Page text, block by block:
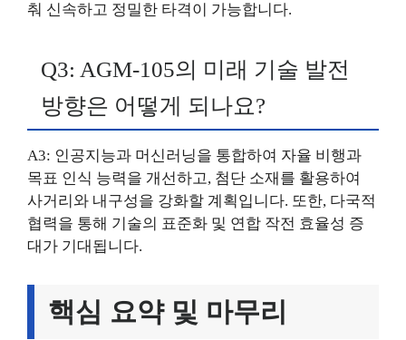
춰 신속하고 정밀한 타격이 가능합니다.
Q3: AGM-105의 미래 기술 발전
방향은 어떻게 되나요?
A3: 인공지능과 머신러닝을 통합하여 자율 비행과
목표 인식 능력을 개선하고, 첨단 소재를 활용하여
사거리와 내구성을 강화할 계획입니다. 또한, 다국적
협력을 통해 기술의 표준화 및 연합 작전 효율성 증
대가 기대됩니다.
핵심 요약 및 마무리